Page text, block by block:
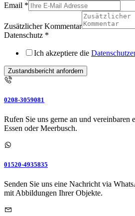
Email *
Zusätzlicher Kommentar
Datenschutz *
Ich akzeptiere die
Zustandsbericht anfordern
0208-3059081
Rufen Sie uns gerne an und vereinbaren
Essen oder Meerbusch.
01520-4935835
Senden Sie uns eine Nachricht via
mit Abbildungen Ihrer Objekte.